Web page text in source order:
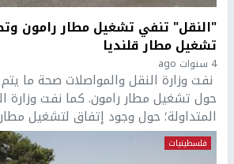
"النقل" تنفي تشغيل مطار رامون
تشغيل مطار قلنديا
4 سنوات ago
نفت وزارة النقل والمواصلات صحة ما
حول تشغيل مطار رامون. كما نفت وزارة
المتداولة؛ حول وجود إتفاق لتشغيل
فلسطينيات